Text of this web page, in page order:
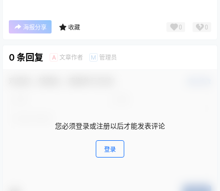
海报分享 收藏 0 0
0 条回复 A 文章作者 M 管理员
您必须登录或注册以后才能发表评论
登录